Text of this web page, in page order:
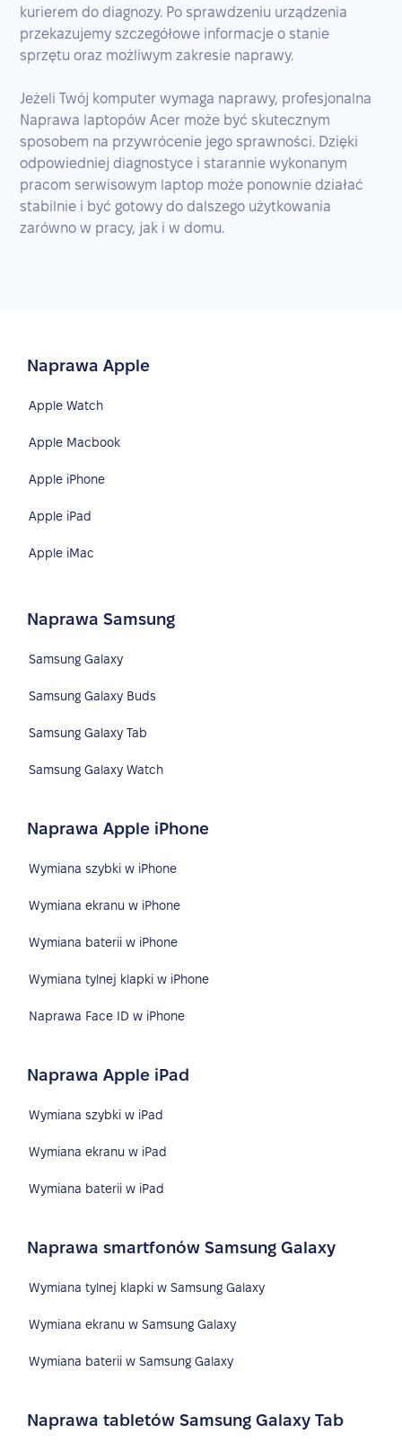
kurierem do diagnozy. Po sprawdzeniu urządzenia
przekazujemy szczegółowe informacje o stanie
sprzętu oraz możliwym zakresie naprawy.
Jeżeli Twój komputer wymaga naprawy, profesjonalna
Naprawa laptopów Acer może być skutecznym
sposobem na przywrócenie jego sprawności. Dzięki
odpowiedniej diagnostyce i starannie wykonanym
pracom serwisowym laptop może ponownie działać
stabilnie i być gotowy do dalszego użytkowania
zarówno w pracy, jak i w domu.
Naprawa Apple
Apple Watch
Apple Macbook
Apple iPhone
Apple iPad
Apple iMac
Naprawa Samsung
Samsung Galaxy
Samsung Galaxy Buds
Samsung Galaxy Tab
Samsung Galaxy Watch
Naprawa Apple iPhone
Wymiana szybki w iPhone
Wymiana ekranu w iPhone
Wymiana baterii w iPhone
Wymiana tylnej klapki w iPhone
Naprawa Face ID w iPhone
Naprawa Apple iPad
Wymiana szybki w iPad
Wymiana ekranu w iPad
Wymiana baterii w iPad
Naprawa smartfonów Samsung Galaxy
Wymiana tylnej klapki w Samsung Galaxy
Wymiana ekranu w Samsung Galaxy
Wymiana baterii w Samsung Galaxy
Naprawa tabletów Samsung Galaxy Tab